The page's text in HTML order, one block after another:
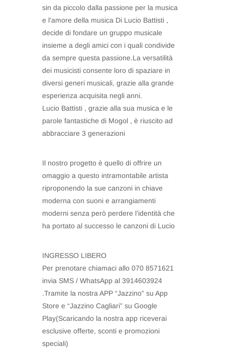
sin da piccolo dalla passione per la musica
e l’amore della musica Di Lucio Battisti ,
decide di fondare un gruppo musicale
insieme a degli amici con i quali condivide
da sempre questa passione.La versatilità
dei musicisti consente loro di spaziare in
diversi generi musicali, grazie alla grande
esperienza acquisita negli anni.
Lucio Battisti , grazie alla sua musica e le
parole fantastiche di Mogol , è riuscito ad
abbracciare 3 generazioni
Il nostro progetto è quello di offrire un
omaggio a questo intramontabile artista
riproponendo la sue canzoni in chiave
moderna con suoni e arrangiamenti
moderni senza però perdere l’identità che
ha portato al successo le canzoni di Lucio
INGRESSO LIBERO
Per prenotare chiamaci allo 070 8571621
invia SMS / WhatsApp al 3914603924
.Tramite la nostra APP “Jazzino” su App
Store e “Jazzino Cagliari” su Google
Play(Scaricando la nostra app riceverai
esclusive offerte, sconti e promozioni
speciali)